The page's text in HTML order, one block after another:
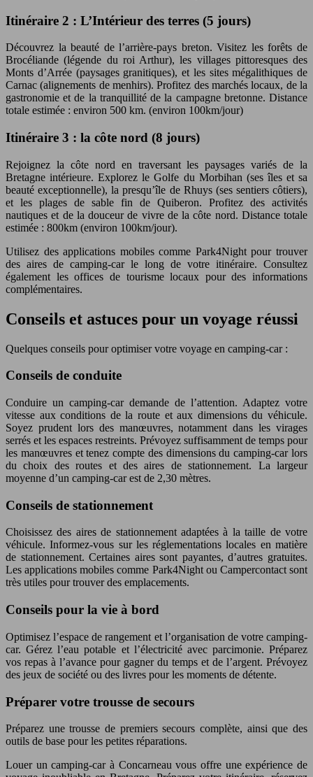
Itinéraire 2 : L’Intérieur des terres (5 jours)
Découvrez la beauté de l’arrière-pays breton. Visitez les forêts de
Brocéliande (légende du roi Arthur), les villages pittoresques des
Monts d’Arrée (paysages granitiques), et les sites mégalithiques de
Carnac (alignements de menhirs). Profitez des marchés locaux, de la
gastronomie et de la tranquillité de la campagne bretonne. Distance
totale estimée : environ 500 km. (environ 100km/jour)
Itinéraire 3 : la côte nord (8 jours)
Rejoignez la côte nord en traversant les paysages variés de la
Bretagne intérieure. Explorez le Golfe du Morbihan (ses îles et sa
beauté exceptionnelle), la presqu’île de Rhuys (ses sentiers côtiers),
et les plages de sable fin de Quiberon. Profitez des activités
nautiques et de la douceur de vivre de la côte nord. Distance totale
estimée : 800km (environ 100km/jour).
Utilisez des applications mobiles comme Park4Night pour trouver
des aires de camping-car le long de votre itinéraire. Consultez
également les offices de tourisme locaux pour des informations
complémentaires.
Conseils et astuces pour un voyage réussi
Quelques conseils pour optimiser votre voyage en camping-car :
Conseils de conduite
Conduire un camping-car demande de l’attention. Adaptez votre
vitesse aux conditions de la route et aux dimensions du véhicule.
Soyez prudent lors des manœuvres, notamment dans les virages
serrés et les espaces restreints. Prévoyez suffisamment de temps pour
les manœuvres et tenez compte des dimensions du camping-car lors
du choix des routes et des aires de stationnement. La largeur
moyenne d’un camping-car est de 2,30 mètres.
Conseils de stationnement
Choisissez des aires de stationnement adaptées à la taille de votre
véhicule. Informez-vous sur les réglementations locales en matière
de stationnement. Certaines aires sont payantes, d’autres gratuites.
Les applications mobiles comme Park4Night ou Campercontact sont
très utiles pour trouver des emplacements.
Conseils pour la vie à bord
Optimisez l’espace de rangement et l’organisation de votre camping-
car. Gérez l’eau potable et l’électricité avec parcimonie. Préparez
vos repas à l’avance pour gagner du temps et de l’argent. Prévoyez
des jeux de société ou des livres pour les moments de détente.
Préparer votre trousse de secours
Préparez une trousse de premiers secours complète, ainsi que des
outils de base pour les petites réparations.
Louer un camping-car à Concarneau vous offre une expérience de